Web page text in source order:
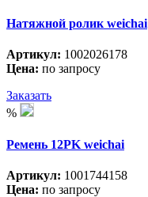
Натяжной ролик weichai
Артикул: 1002026178
Цена: по запросу
Заказать
%
Ремень 12PK weichai
Артикул: 1001744158
Цена: по запросу